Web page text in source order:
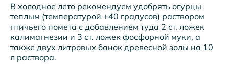
В холодное лето рекомендуем удобрять огурцы
теплым (температурой +40 градусов) раствором
птичьего помета с добавлением туда 2 ст. ложек
калимагнезии и 3 ст. ложек фосфорной муки, а
также двух литровых банок древесной золы на 10
л раствора.